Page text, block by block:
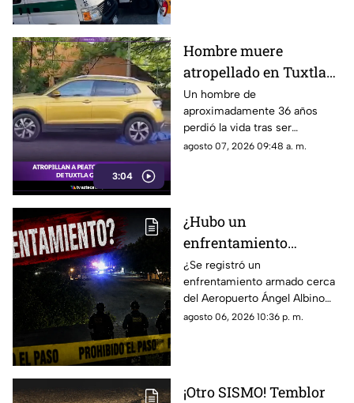
3:04
Hombre muere
atropellado en Tuxtla
Gutiérrez, conductora
abandona la camioneta
Un hombre de
aproximadamente 36 años
perdió la vida tras ser
atropellado en el cruce de la 9ª
agosto 07, 2026 09:48 a. m.
¿Hubo un
enfrentamiento
armado en el
aeropuerto Ángel
Albino Corzo? Esto
dijeron las autoridades
¿Se registró un
enfrentamiento armado cerca
del Aeropuerto Ángel Albino
Corzo? Autoridades
agosto 06, 2026 10:36 p. m.
¡Otro SISMO! Temblor